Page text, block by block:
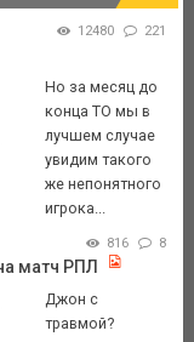
12480 221
Но за месяц до
конца ТО мы в
лучшем случае
увидим такого
же непонятного
игрока...
816 8
матч РПЛ
Джон с
травмой?